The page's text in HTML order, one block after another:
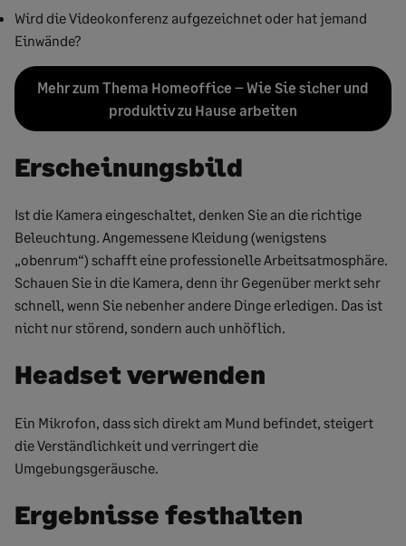
Wird die Videokonferenz aufgezeichnet oder hat jemand
Einwände?
Mehr zum Thema Homeoffice – Wie Sie sicher und
produktiv zu Hause arbeiten
Erscheinungsbild
Ist die Kamera eingeschaltet, denken Sie an die richtige
Beleuchtung. Angemessene Kleidung (wenigstens
„obenrum“) schafft eine professionelle Arbeitsatmosphäre.
Schauen Sie in die Kamera, denn ihr Gegenüber merkt sehr
schnell, wenn Sie nebenher andere Dinge erledigen. Das ist
nicht nur störend, sondern auch unhöflich.
Headset verwenden
Ein Mikrofon, dass sich direkt am Mund befindet, steigert
die Verständlichkeit und verringert die
Umgebungsgeräusche.
Ergebnisse festhalten